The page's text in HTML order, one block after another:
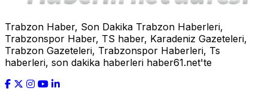
Trabzon Haber, Son Dakika Trabzon Haberleri,
Trabzonspor Haber, TS haber, Karadeniz Gazeteleri,
Trabzon Gazeteleri, Trabzonspor Haberleri, Ts
haberleri, son dakika haberleri haber61.net'te